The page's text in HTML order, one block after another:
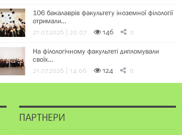
106 бакалаврів факультету іноземної філології
отримали…
21.07.2026 | 20:07 146 0
На філологічному факультеті дипломували
своїх…
21.07.2026 | 14:06 124 0
ПАРТНЕРИ